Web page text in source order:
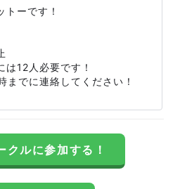
ーです！
は12人必要です！
までに連絡してください！
クルに参加する！